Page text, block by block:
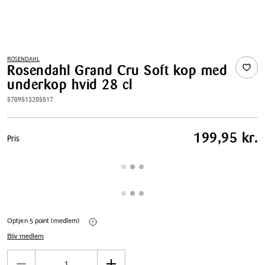
ROSENDAHL
Rosendahl Grand Cru Soft kop med
underkop hvid 28 cl
5709513205517
Pris
tabel
Pris 199,95 kr.
Optjen 5 point (medlem)
Bliv medlem
Antal